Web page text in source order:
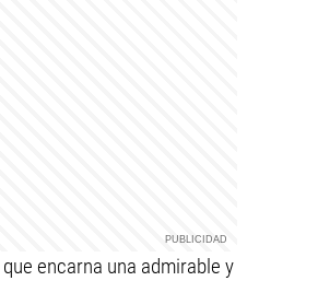
encarna una admirable y